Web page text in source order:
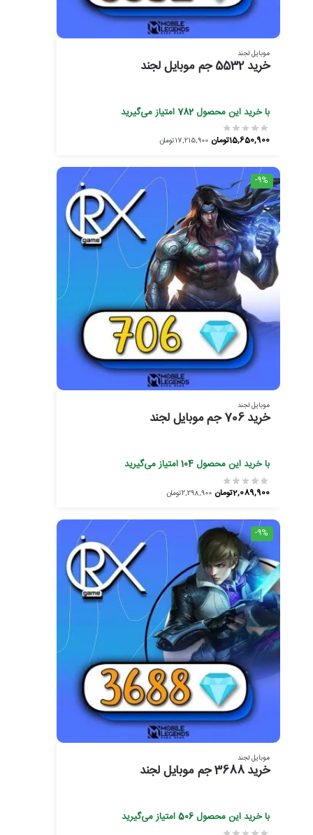
موبایل لجند
خرید 5532 جم موبایل لجند
با خرید این محصول782 امتیاز می‌گیرید
17,215,900تومان 15,650,900تومان
-9%
موبایل لجند
خرید 706 جم موبایل لجند
با خرید این محصول104امتیاز می‌گیرید
2,298,900تومان 2,089,900تومان
-9%
موبایل لجند
خرید 3688 جم موبایل لجند
با خرید این محصول506امتیاز می‌گیرید